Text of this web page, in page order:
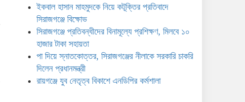
রায়গঞ্জে যুব নেতৃত্ব বিকাশে
এনডিপির কর্মশালা
ইকবাল হাসান মাহমুদকে নিয়ে কটূক্তির প্রতিবাদে
সিরাজগঞ্জে বিক্ষোভ
সিরাজগঞ্জে প্রতিবন্ধীদের বিনামূল্যে প্রশিক্ষণ, মিলবে ১০
হাজার টাকা সহায়তা
পা দিয়ে স্নাতকোত্তর, সিরাজগঞ্জের নীলাকে সরকারি চাকরি
দিলেন প্রধানমন্ত্রী
রায়গঞ্জে যুব নেতৃত্ব বিকাশে এনডিপির কর্মশালা